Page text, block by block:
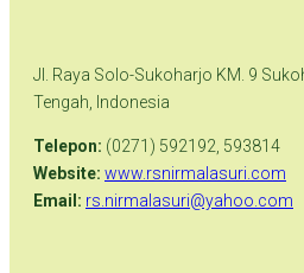
Jl. Raya Solo-Sukoharjo KM. 9
Tengah, Indonesia
Telepon: (0271) 592192, 593814
Website: www.rsnirmalasuri.com
Email: rs.nirmalasuri@yahoo.com